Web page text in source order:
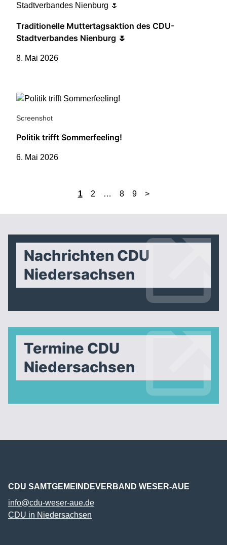
Traditionelle Muttertagsaktion des CDU-
Stadtverbandes Nienburg 🌷
8. Mai 2026
Screenshot
Politik trifft Sommerfeeling!
6. Mai 2026
1 2 … 8 9 >
Nachrichten CDU
Niedersachsen
Termine CDU
Niedersachsen
CDU SAMTGEMEINDEVERBAND WESER-AUE
info@cdu-weser-aue.de
CDU in Niedersachsen